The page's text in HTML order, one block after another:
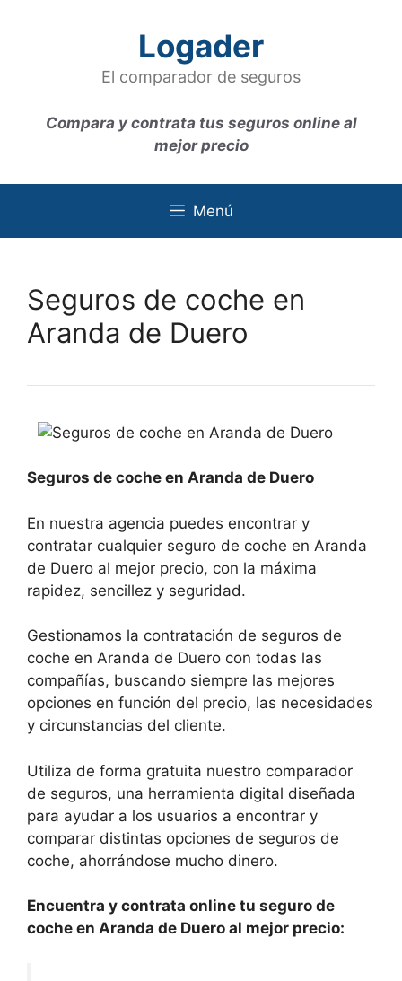
Logader
El comparador de seguros
Compara y contrata tus seguros online al
mejor precio
Menú
Seguros de coche en
Aranda de Duero
Seguros de coche en Aranda de Duero
En nuestra agencia puedes encontrar y
contratar cualquier seguro de coche en Aranda
de Duero al mejor precio, con la máxima
rapidez, sencillez y seguridad.
Gestionamos la contratación de seguros de
coche en Aranda de Duero con todas las
compañías, buscando siempre las mejores
opciones en función del precio, las necesidades
y circunstancias del cliente.
Utiliza de forma gratuita nuestro comparador
de seguros, una herramienta digital diseñada
para ayudar a los usuarios a encontrar y
comparar distintas opciones de seguros de
coche, ahorrándose mucho dinero.
Encuentra y contrata online tu seguro de
coche en Aranda de Duero al mejor precio: